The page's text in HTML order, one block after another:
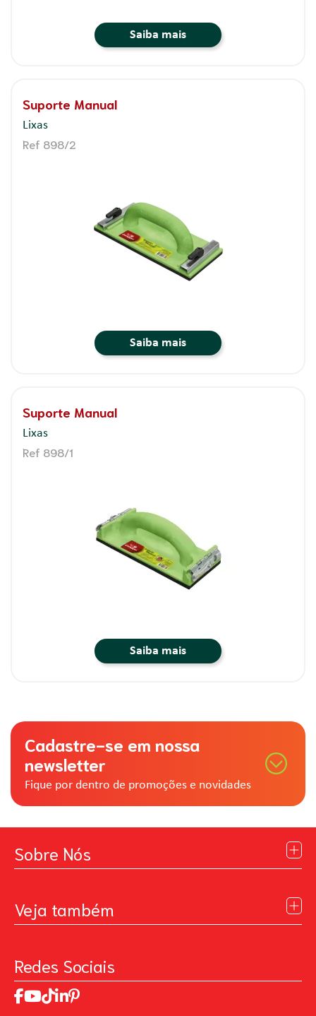
Saiba mais
Suporte Manual
Lixas
Ref 898/2
Saiba mais
Suporte Manual
Lixas
Ref 898/1
Saiba mais
Cadastre-se em nossa
newsletter
Fique por dentro de promoções e novidades
Sobre Nós
Contato
Trabalhe Conosco
Relatório de Sustentabilidade 2025
Código de ética
Veja também
MasterChef
Art Of Love
Redes Sociais